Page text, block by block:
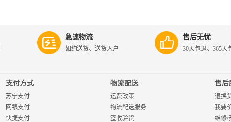
急速物流
如约送货、送货入户
售后无忧
30天包退、365天
支付方式
苏宁支付
网银支付
快捷支付
物流配送
运费政策
物流配送服务
签收验货
售后
退换
我要
维修/